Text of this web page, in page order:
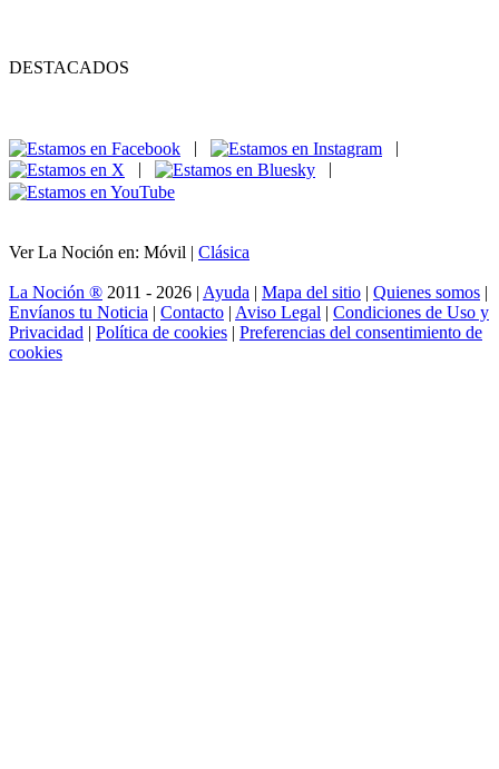
DESTACADOS
|
|
|
|
Ver La Noción en: Móvil | Clásica
La Noción ® 2011 - 2026 | Ayuda | Mapa del sitio | Quienes somos |
Envíanos tu Noticia | Contacto | Aviso Legal | Condiciones de Uso y
Privacidad | Política de cookies | Preferencias del consentimiento de
cookies